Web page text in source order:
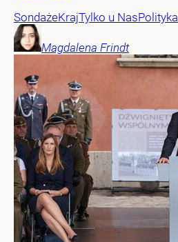
SondażeKrajTylko u NasPolityka
Magdalena Frindt